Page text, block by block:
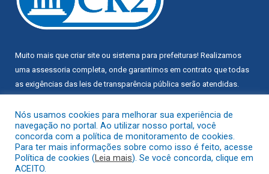
Muito mais que criar site ou sistema para prefeituras! Realizamos
uma assessoria completa, onde garantimos em contrato que todas
as exigências das leis de transparência pública serão atendidas.
Conheça oPNTPe oRadar da Transparência Pública
Nós usamos cookies para melhorar sua experiência de
navegação no portal. Ao utilizar nosso portal, você
concorda com a política de monitoramento de cookies.
Para ter mais informações sobre como isso é feito, acesse
Política de cookies (Leia mais). Se você concorda, clique em
ACEITO.